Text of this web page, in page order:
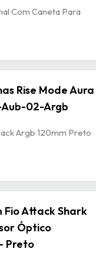
Com Caneta Para
Rise Mode Aura
Aub-02-Argb
Argb 120mm Preto
Fio Attack Shark
Óptico
Preto